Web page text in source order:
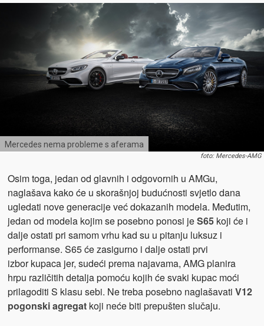
Mercedes nema probleme s aferama
foto: Mercedes-AMG
Osim toga, jedan od glavnih i odgovornih u AMGu,
naglašava kako će u skorašnjoj budućnosti svjetlo dana
ugledati nove generacije već dokazanih modela. Međutim,
jedan od modela kojim se posebno ponosi jeS65koji će i
dalje ostati pri samom vrhu kad su u pitanju luksuz i
performanse. S65 će zasigurno i dalje ostati prvi
izbor kupaca jer, sudeći prema najavama, AMG planira
hrpu različitih detalja pomoću kojih će svaki kupac moći
prilagoditi S klasu sebi. Ne treba posebno naglašavati V12
pogonski agregatkoji neće biti prepušten slučaju.